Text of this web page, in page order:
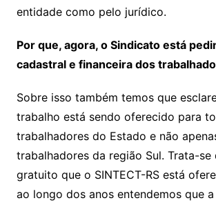
entidade como pelo jurídico.
Por que, agora, o Sindicato está
cadastral e financeira dos
Sobre isso também temos que
trabalho está sendo oferecido para
trabalhadores do Estado e não
trabalhadores da região Sul. Trata-se
gratuito que o SINTECT-RS está
ao longo dos anos entendemos que